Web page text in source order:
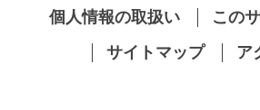
個人情報の取扱い
この
サイトマップ
ア